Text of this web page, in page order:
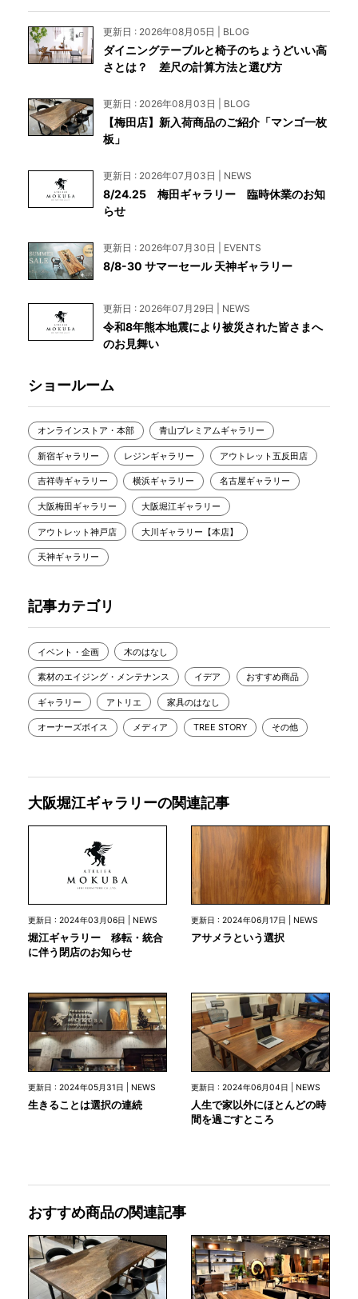
更新日 : 2026年08月05日 | BLOG
ダイニングテーブルと椅子のちょうどいい高
さとは？ 差尺の計算方法と選び方
更新日 : 2026年08月03日 | BLOG
【梅田店】新入荷商品のご紹介「マンゴ一枚
板」
更新日 : 2026年07月03日 | NEWS
8/24.25 梅田ギャラリー 臨時休業のお知
らせ
更新日 : 2026年07月30日 | EVENTS
8/8-30 サマーセール 天神ギャラリー
更新日 : 2026年07月29日 | NEWS
令和8年熊本地震により被災された皆さまへ
のお見舞い
ショールーム
オンラインストア・本部 青山プレミアムギャラリー
新宿ギャラリー レジンギャラリー アウトレット五反田店
吉祥寺ギャラリー 横浜ギャラリー 名古屋ギャラリー
大阪梅田ギャラリー 大阪堀江ギャラリー
アウトレット神戸店 大川ギャラリー【本店】
天神ギャラリー
記事カテゴリ
イベント・企画 木のはなし
素材のエイジング・メンテナンス イデア おすすめ商品
ギャラリー アトリエ 家具のはなし
オーナーズボイス メディア TREE STORY その他
大阪堀江ギャラリーの関連記事
更新日 : 2024年03月06日 | NEWS
堀江ギャラリー 移転・統合
に伴う閉店のお知らせ
更新日 : 2024年06月17日 | NEWS
アサメラという選択
更新日 : 2024年05月31日 | NEWS
生きることは選択の連続
更新日 : 2024年06月04日 | NEWS
人生で家以外にほとんどの時
間を過ごすところ
おすすめ商品の関連記事